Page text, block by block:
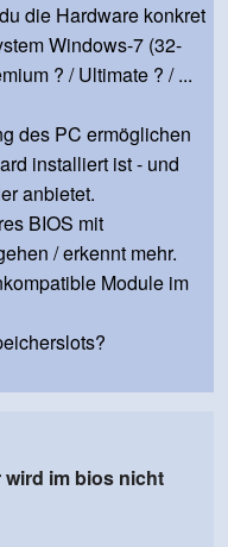
die Hardware konkret
Windows-7 (32-
? / Ultimate ? / ...
des PC ermöglichen
installiert ist - und
anbietet.
BIOS mit
/ erkennt mehr.
Module im
wird im bios nicht